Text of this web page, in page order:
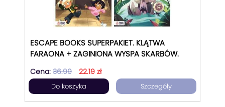
ESCAPE BOOKS SUPERPAKIET. KLĄTWA
FARAONA + ZAGINIONA WYSPA SKARBÓW.
Cena: 36.99 22.19 zł
Do koszyka Szczegóły